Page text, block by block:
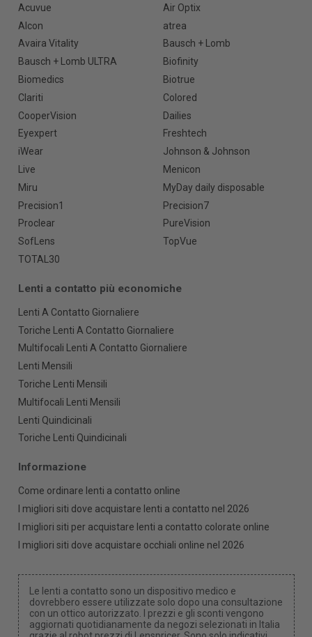
Acuvue
Air Optix
Alcon
atrea
Avaira Vitality
Bausch + Lomb
Bausch + Lomb ULTRA
Biofinity
Biomedics
Biotrue
Clariti
Colored
CooperVision
Dailies
Eyexpert
Freshtech
iWear
Johnson & Johnson
Live
Menicon
Miru
MyDay daily disposable
Precision1
Precision7
Proclear
PureVision
SofLens
TopVue
TOTAL30
Lenti a contatto più economiche
Lenti A Contatto Giornaliere
Toriche Lenti A Contatto Giornaliere
Multifocali Lenti A Contatto Giornaliere
Lenti Mensili
Toriche Lenti Mensili
Multifocali Lenti Mensili
Lenti Quindicinali
Toriche Lenti Quindicinali
Informazione
Come ordinare lenti a contatto online
I migliori siti dove acquistare lenti a contatto nel 2026
I migliori siti per acquistare lenti a contatto colorate online
I migliori siti dove acquistare occhiali online nel 2026
Le lenti a contatto sono un dispositivo medico e
dovrebbero essere utilizzate solo dopo una consultazione
con un ottico autorizzato. I prezzi e gli sconti vengono
aggiornati quotidianamente da negozi selezionati in Italia